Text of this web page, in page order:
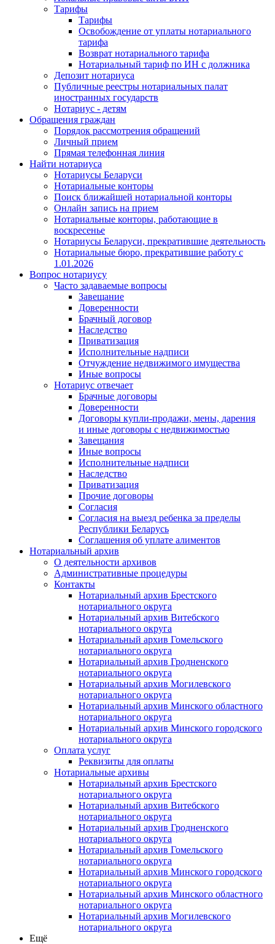
Тарифы
Тарифы
Освобождение от уплаты нотариального
тарифа
Возврат нотариального тарифа
Нотариальный тариф по ИН с должника
Депозит нотариуса
Публичные реестры нотариальных палат
иностранных государств
Нотариус - детям
Обращения граждан
Порядок рассмотрения обращений
Личный прием
Прямая телефонная линия
Найти нотариуса
Нотариусы Беларуси
Нотариальные конторы
Поиск ближайшей нотариальной конторы
Онлайн запись на прием
Нотариальные конторы, работающие в
воскресенье
Нотариусы Беларуси, прекратившие деятельность
Нотариальные бюро, прекратившие работу с
1.01.2026
Вопрос нотариусу
Часто задаваемые вопросы
Завещание
Доверенности
Брачный договор
Наследство
Приватизация
Исполнительные надписи
Отчуждение недвижимого имущества
Иные вопросы
Нотариус отвечает
Брачные договоры
Доверенности
Договоры купли-продажи, мены, дарения
и иные договоры с недвижимостью
Завещания
Иные вопросы
Исполнительные надписи
Наследство
Приватизация
Прочие договоры
Согласия
Согласия на выезд ребенка за пределы
Республики Беларусь
Соглашения об уплате алиментов
Нотариальный архив
О деятельности архивов
Административные процедуры
Контакты
Нотариальный архив Брестского
нотариального округа
Нотариальный архив Витебского
нотариального округа
Нотариальный архив Гомельского
нотариального округа
Нотариальный архив Гродненского
нотариального округа
Нотариальный архив Могилевского
нотариального округа
Нотариальный архив Минского областного
нотариального округа
Нотариальный архив Минского городского
нотариального округа
Оплата услуг
Реквизиты для оплаты
Нотариальные архивы
Нотариальный архив Брестского
нотариального округа
Нотариальный архив Витебского
нотариального округа
Нотариальный архив Гродненского
нотариального округа
Нотариальный архив Гомельского
нотариального округа
Нотариальный архив Минского городского
нотариального округа
Нотариальный архив Минского областного
нотариального округа
Нотариальный архив Могилевского
нотариального округа
Ещё